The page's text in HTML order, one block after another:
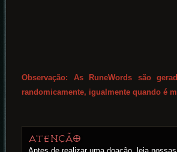
Observação: As RuneWords são
randomicamente, igualmente quando é
ATENÇÃO